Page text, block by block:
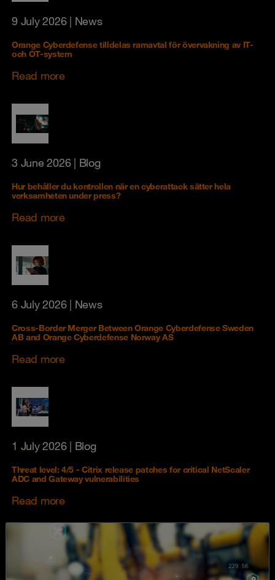
9 July 2026| News
Orange Cyberdefense tilldelas ramavtal för övervakning av IT-
och OT-system
Read more
3 June 2026| Blog
Hur behåller du kontrollen när en cyberattack sätter hela
verksamheten under press?
Read more
6 July 2026| News
Cross-Border Merger Between Orange Cyberdefense Sweden
AB and Orange Cyberdefense Norway AS
Read more
1 July 2026| Blog
Threat level: 4/5 - Citrix release patches for critical NetScaler
ADC and Gateway vulnerabilities
Read more